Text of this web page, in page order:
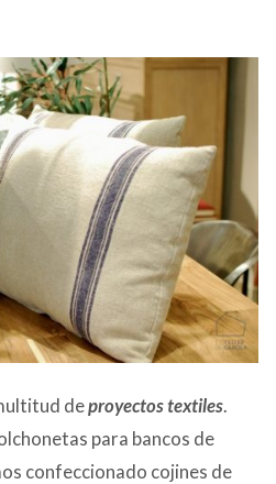
deproyectos textiles.
para bancos de
confeccionado cojines de